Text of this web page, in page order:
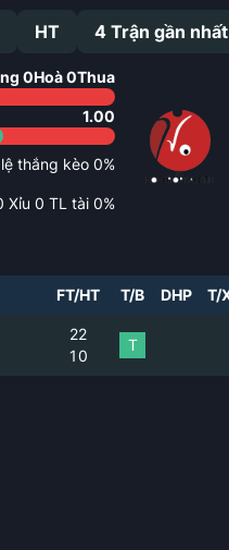
HT 4 Trận gần nhất
0Hoà0Thua
1.00
thắng kèo 0%
Xỉu 0 TL tài 0%
FT/HT T/B DHP T/
2
1
2
0
T